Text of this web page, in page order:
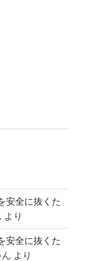
安全に抜くた
より
安全に抜くた
より